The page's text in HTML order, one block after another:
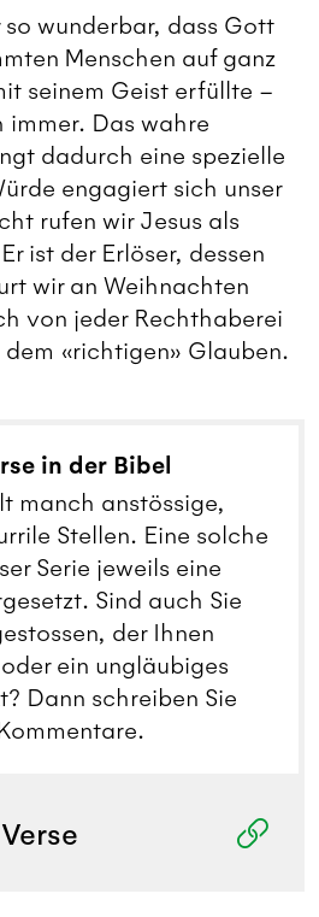
so wunderbar, dass Gott
Menschen auf ganz
seinem Geist erfüllte –
immer. Das wahre
dadurch eine spezielle
engagiert sich unser
rufen wir Jesus als
ist der Erlöser, dessen
wir an Weihnachten
von jeder Rechthaberei
«richtigen» Glauben.
in der Bibel
manch anstössige,
Stellen. Eine solche
Serie jeweils eine
Sind auch Sie
der Ihnen
ein ungläubiges
Dann schreiben Sie